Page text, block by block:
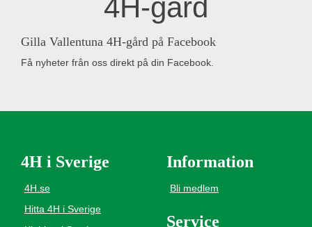
Gilla Vallentuna 4H-gård på Facebook
Få nyheter från oss direkt på din Facebook.
4H i Sverige
4H.se
Hitta 4H i Sverige
Information
Bli medlem
Service